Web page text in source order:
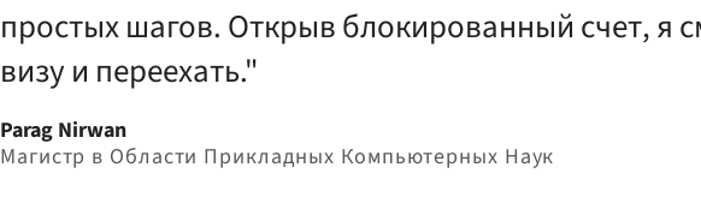
простых шагов. Открыв блокированный счет, я
визу и переехать."
Parag Nirwan
Магистр в Области Прикладных Компьютерных Наук